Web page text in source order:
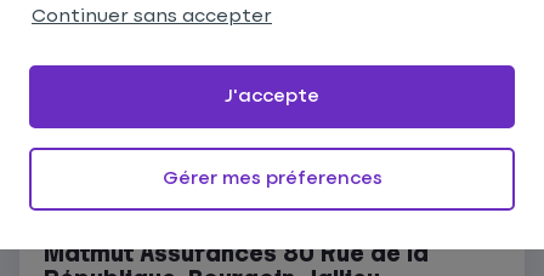
Me localiser
Ouvert actuellement
Les agences Matmut Bourgoin-Jallieu
Carte
Matmut Assurances 80 Rue de la
Continuer sans accepter
Gérer mes préferences
J'accepte